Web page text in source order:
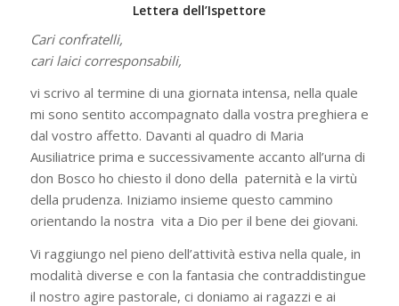
Lettera dell’Ispettore
Cari confratelli,
cari laici corresponsabili,
vi scrivo al termine di una giornata intensa, nella quale
mi sono sentito accompagnato dalla vostra preghiera e
dal vostro affetto. Davanti al quadro di Maria
Ausiliatrice prima e successivamente accanto all’urna di
don Bosco ho chiesto il dono della paternità e la virtù
della prudenza. Iniziamo insieme questo cammino
orientando la nostra vita a Dio per il bene dei giovani.
Vi raggiungo nel pieno dell’attività estiva nella quale, in
modalità diverse e con la fantasia che contraddistingue
il nostro agire pastorale, ci doniamo ai ragazzi e ai